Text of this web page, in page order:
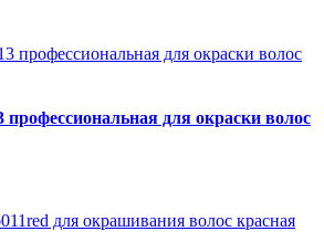
для окраски волос